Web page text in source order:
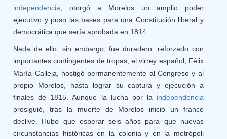
independencia , otorgó a Morelos un amplio poder
ejecutivo y puso las bases para una Constitución liberal y
democrática que sería aprobada en 1814.
Nada de ello, sin embargo, fue duradero: reforzado con
importantes contingentes de tropas, el virrey español, Félix
María Calleja, hostigó permanentemente al Congreso y al
propio Morelos, hasta lograr su captura y ejecución a
finales de 1815. Aunque la lucha por la independencia
prosiguió, tras la muerte de Morelos inició un franco
declive. Hubo que esperar seis años para que nuevas
circunstancias históricas en la colonia y en la metrópoli